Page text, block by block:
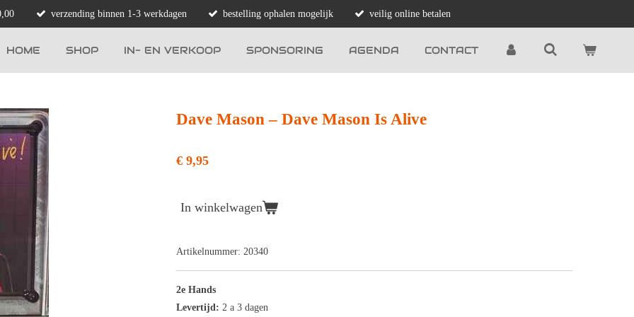
verzending binnen 1-3 werkdagen bestelling ophalen mogelijk veilig online betalen
HOME SHOP IN- EN VERKOOP SPONSORING AGENDA CONTACT
Dave Mason ‎– Dave Mason Is Alive
€ 9,95
In winkelwagen
Artikelnummer: 20340
2e Hands
Levertijd: 2 a 3 dagen